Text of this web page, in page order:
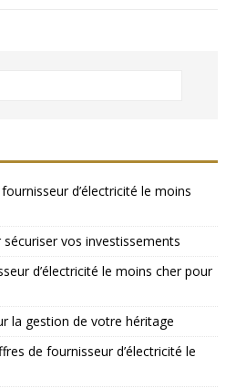
d’électricité le moins
vos investissements
d’électricité le moins cher pour
la gestion de votre héritage
de fournisseur d’électricité le